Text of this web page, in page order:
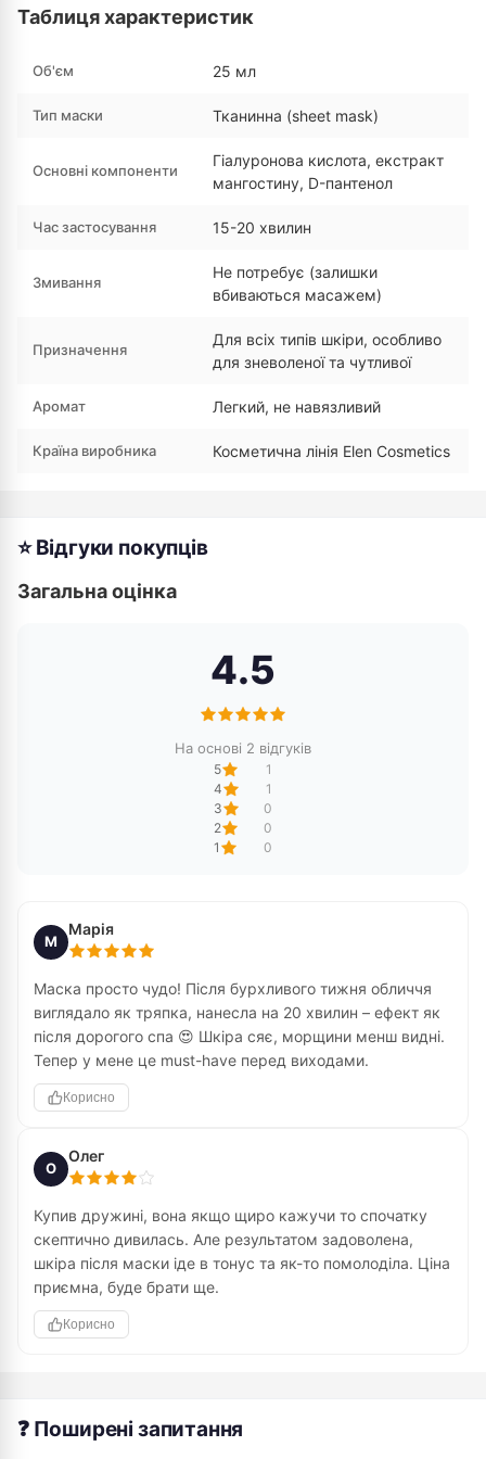
Таблиця характеристик
Об'єм 25 мл
Тип маски Тканинна (sheet mask)
Основні компоненти
Гіалуронова кислота, екстракт
мангостину, D-пантенол
Час застосування 15-20 хвилин
Змивання
Не потребує (залишки
вбиваються масажем)
Призначення
Для всіх типів шкіри, особливо
для зневоленої та чутливої
Аромат Легкий, не навязливий
Країна виробника Косметична лінія Elen Cosmetics
⭐ Відгуки покупців
Загальна оцінка
4.5
На основі 2 відгуків
5
1
4
1
3
0
2
0
1
0
М
Марія
Маска просто чудо! Після бурхливого тижня обличчя
виглядало як тряпка, нанесла на 20 хвилин – ефект як
після дорогого спа 😍 Шкіра сяє, морщини менш видні.
Тепер у мене це must-have перед виходами.
Корисно
О
Олег
Купив дружині, вона якщо щиро кажучи то спочатку
скептично дивилась. Але результатом задоволена,
шкіра після маски іде в тонус та як-то помолоділа. Ціна
приємна, буде брати ще.
Корисно
❓ Поширені запитання